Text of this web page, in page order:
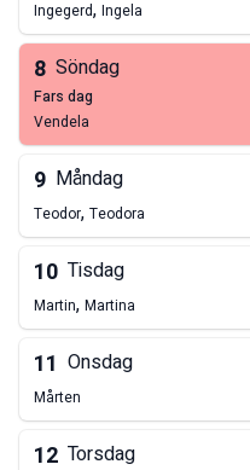
Ingegerd, Ingela
8 Söndag
fars dag
Vendela
9 Måndag
Teodor, Teodora
10 Tisdag
Martin, Martina
11 Onsdag
Mårten
12 Torsdag